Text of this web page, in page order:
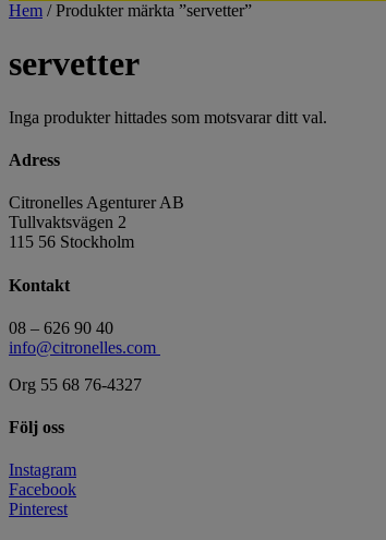
Hem / Produkter märkta ”servetter”
servetter
Inga produkter hittades som motsvarar ditt val.
Adress
Citronelles Agenturer AB
Tullvaktsvägen 2
115 56 Stockholm
Kontakt
08 – 626 90 40
info@citronelles.com
Org 55 68 76-4327
Följ oss
Instagram
Facebook
Pinterest